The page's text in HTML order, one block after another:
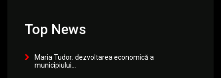
Top News
Maria Tudor: dezvoltarea economică a
municipiului...